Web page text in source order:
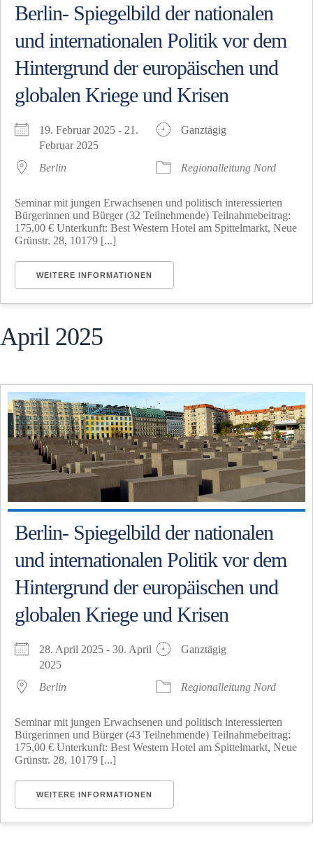
Berlin- Spiegelbild der nationalen
und internationalen Politik vor dem
Hintergrund der europäischen und
globalen Kriege und Krisen
19. Februar 2025 - 21.
Februar 2025
Ganztägig
Berlin Regionalleitung Nord
Seminar mit jungen Erwachsenen und politisch interessierten
Bürgerinnen und Bürger (32 Teilnehmende) Teilnahmebeitrag:
175,00 € Unterkunft: Best Western Hotel am Spittelmarkt, Neue
Grünstr. 28, 10179 [...]
WEITERE INFORMATIONEN
April 2025
Berlin- Spiegelbild der nationalen
und internationalen Politik vor dem
Hintergrund der europäischen und
globalen Kriege und Krisen
28. April 2025 - 30. April
2025
Ganztägig
Berlin Regionalleitung Nord
Seminar mit jungen Erwachsenen und politisch interessierten
Bürgerinnen und Bürger (43 Teilnehmende) Teilnahmebeitrag:
175,00 € Unterkunft: Best Western Hotel am Spittelmarkt, Neue
Grünstr. 28, 10179 [...]
WEITERE INFORMATIONEN